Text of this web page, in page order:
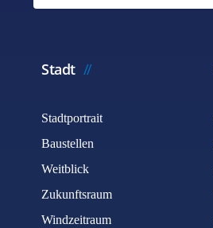
Stadt
Stadtportrait
Baustellen
Weitblick
Zukunftsraum
Windzeitraum